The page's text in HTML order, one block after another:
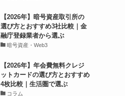
【2026年】暗号資産取引所の
選び方とおすすめ3社比較｜金
融庁登録業者から選ぶ
暗号資産・Web3
【2026年】年会費無料クレジ
ットカードの選び方とおすすめ
4枚比較｜生活圏で選ぶ
コラム